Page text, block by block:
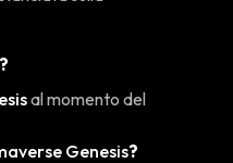
al momento del
Genesis?